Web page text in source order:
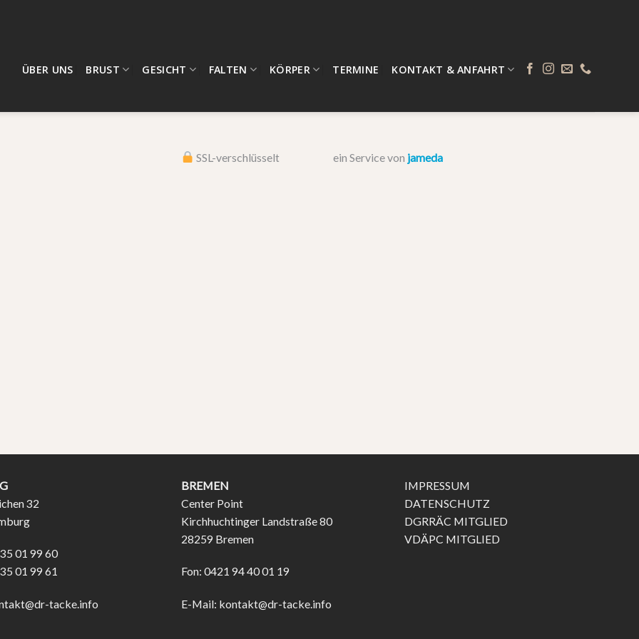
ÜBER UNS
BRUST GESICHT FALTEN KÖRPER TERMINE KONTAKT & ANFAHRT
SSL-verschlüsselt ein Service von jameda
32
01 99 60
01 99 61
tacke.info
BREMEN
Center Point
Kirchhuchtinger Landstraße 80
28259 Bremen
Fon: 0421 94 40 01 19
E-Mail: kontakt@dr-tacke.info
IMPRESSUM
DATENSCHUTZ
DGRRÄC MITGLIED
VDÄPC MITGLIED